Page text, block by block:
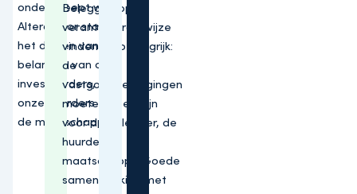
onderstreept waar
Altera voor staat:
het dienen van de
belangen van onze
investeerders,
onze huurders en
de maatschappij.
Beleggen op
verantwoorde wijze
vinden wij belangrijk:
de
vastgoedbeleggingen
moeten goed zijn
voor de belegger, de
huurder en
maatschappij. Goede
samenwerking met